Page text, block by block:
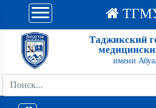
Таджикский
имени